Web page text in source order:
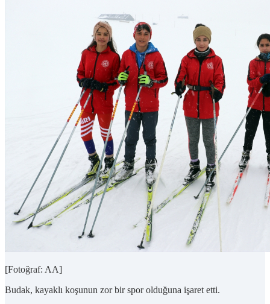
[Fotoğraf: AA]
Budak, kayaklı koşunun zor bir spor olduğuna işaret etti.